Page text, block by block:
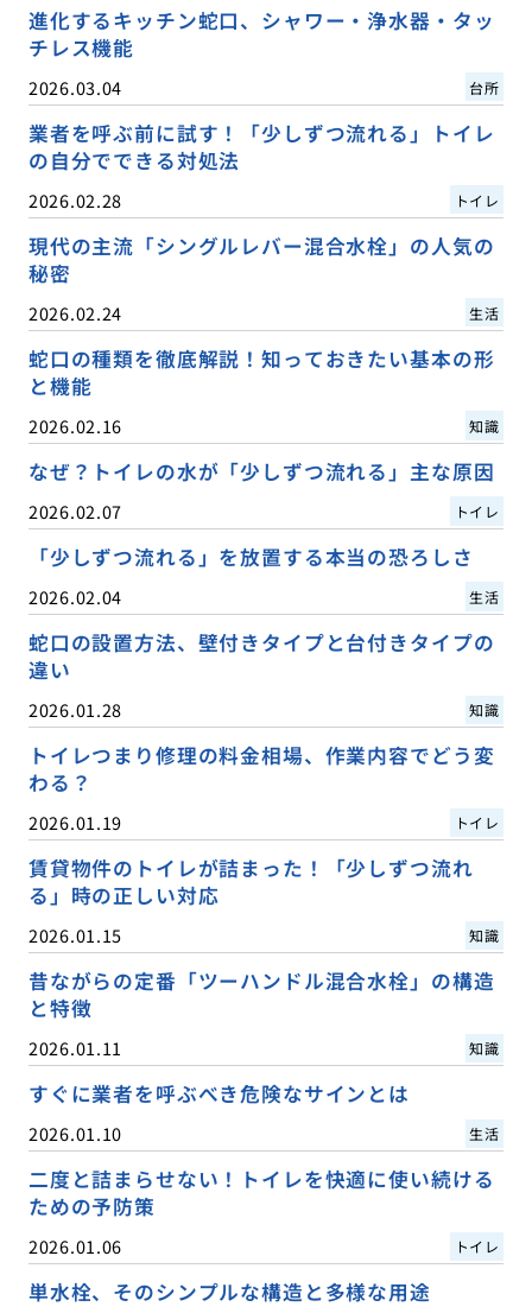
進化するキッチン蛇口、シャワー・浄水器・タッ
チレス機能
2026.03.04 台所
業者を呼ぶ前に試す！「少しずつ流れる」トイレ
の自分でできる対処法
2026.02.28 トイレ
現代の主流「シングルレバー混合水栓」の人気の
秘密
2026.02.24 生活
蛇口の種類を徹底解説！知っておきたい基本の形
と機能
2026.02.16 知識
なぜ？トイレの水が「少しずつ流れる」主な原因
2026.02.07 トイレ
「少しずつ流れる」を放置する本当の恐ろしさ
2026.02.04 生活
蛇口の設置方法、壁付きタイプと台付きタイプの
違い
2026.01.28 知識
トイレつまり修理の料金相場、作業内容でどう変
わる？
2026.01.19 トイレ
賃貸物件のトイレが詰まった！「少しずつ流れ
る」時の正しい対応
2026.01.15 知識
昔ながらの定番「ツーハンドル混合水栓」の構造
と特徴
2026.01.11 知識
すぐに業者を呼ぶべき危険なサインとは
2026.01.10 生活
二度と詰まらせない！トイレを快適に使い続ける
ための予防策
2026.01.06 トイレ
単水栓、そのシンプルな構造と多様な用途